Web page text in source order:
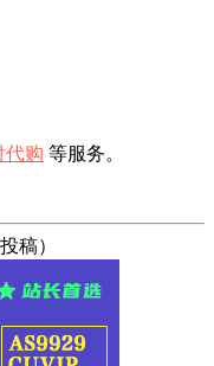
代购 等服务。
稿）